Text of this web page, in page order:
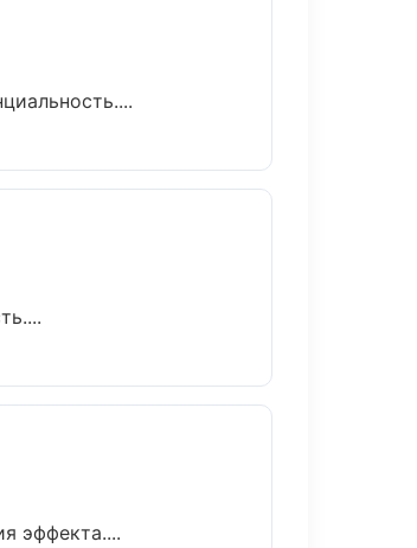
эффекта....